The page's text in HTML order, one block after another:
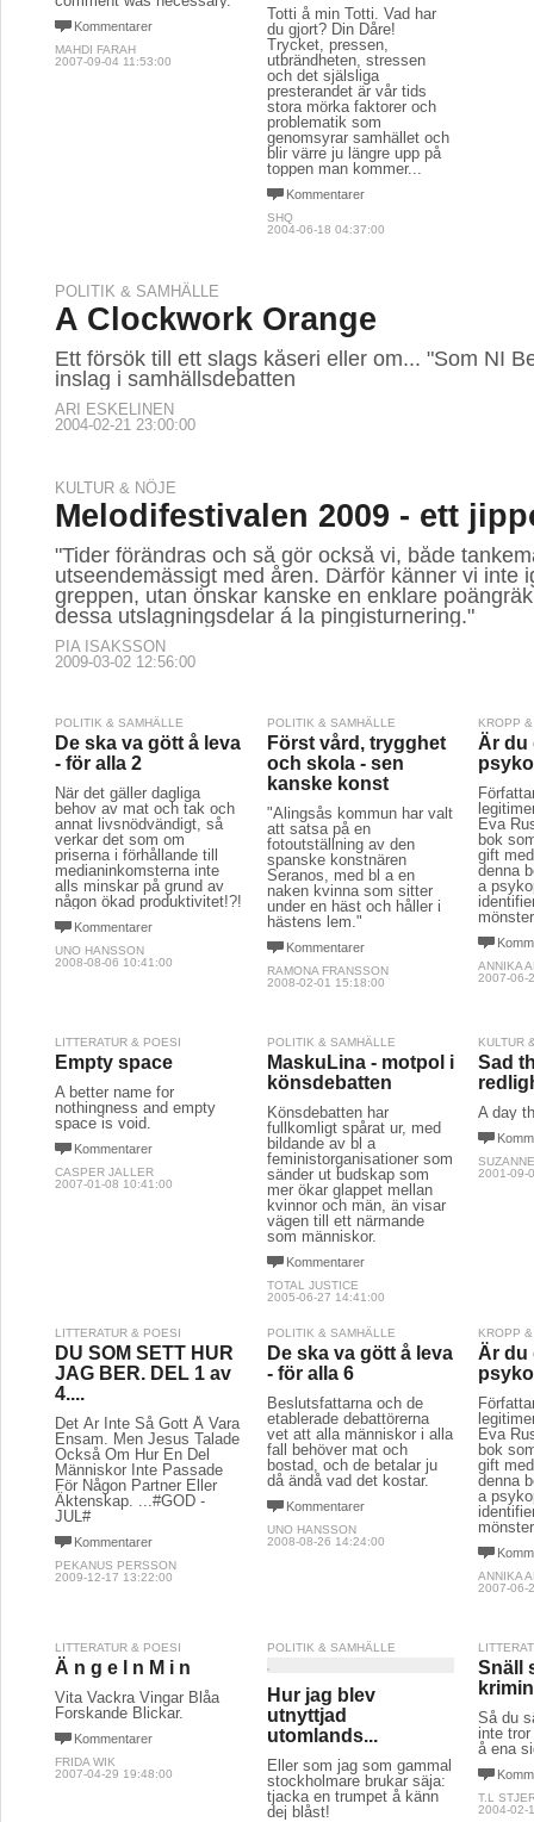
Kommentarer
MAHDI FARAH
2007-09-04 11:53:00
Totti å min Totti. Vad har
du gjort? Din Dåre!
Trycket, pressen,
utbrändheten, stressen
och det själsliga
presterandet är vår tids
stora mörka faktorer och
problematik som
genomsyrar samhället och
blir värre ju längre upp på
toppen man kommer...
Kommentarer
SHQ
2004-06-18 04:37:00
POLITIK & SAMHÄLLE
A Clockwork Orange
Ett försök till ett slags kåseri eller om... "Som NI
inslag i samhällsdebatten
ARI ESKELINEN
2004-02-21 23:00:00
KULTUR & NÖJE
Melodifestivalen 2009 - ett
"Tider förändras och så gör också vi, både
utseendemässigt med åren. Därför känner vi inte
greppen, utan önskar kanske en enklare
dessa utslagningsdelar á la pingisturnering."
PIA ISAKSSON
2009-03-02 12:56:00
POLITIK & SAMHÄLLE
De ska va gött å leva
- för alla 2
När det gäller dagliga
behov av mat och tak och
annat livsnödvändigt, så
verkar det som om
priserna i förhållande till
medianinkomsterna inte
alls minskar på grund av
någon ökad produktivitet!?!
Kommentarer
UNO HANSSON
2008-08-06 10:41:00
POLITIK & SAMHÄLLE
Först vård, trygghet
och skola - sen
kanske konst
"Alingsås kommun har valt
att satsa på en
fotoutställning av den
spanske konstnären
Seranos, med bl a en
naken kvinna som sitter
under en häst och håller i
hästens lem."
Kommentarer
RAMONA FRANSSON
2008-02-01 15:18:00
KROPP
Är du
Eva
bok
gift
denna
a
ANNIKA
2007-06-
LITTERATUR & POESI
Empty space
A better name for
nothingness and empty
space is void.
Kommentarer
CASPER JALLER
2007-01-08 10:41:00
POLITIK & SAMHÄLLE
MaskuLina - motpol i
könsdebatten
Könsdebatten har
fullkomligt spårat ur, med
bildande av bl a
feministorganisationer som
sänder ut budskap som
mer ökar glappet mellan
kvinnor och män, än visar
vägen till ett närmande
som människor.
Kommentarer
TOTAL JUSTICE
2005-06-27 14:41:00
KULTUR
Sad
A day
2001-09-
LITTERATUR & POESI
DU SOM SETT HUR
JAG BER. DEL 1 av
4....
Det Är Inte Så Gott Å Vara
Ensam. Men Jesus Talade
Också Om Hur En Del
Människor Inte Passade
För Någon Partner Eller
Äktenskap. ...#GOD -
JUL#
Kommentarer
PEKANUS PERSSON
2009-12-17 13:22:00
POLITIK & SAMHÄLLE
De ska va gött å leva
- för alla 6
Beslutsfattarna och de
etablerade debattörerna
vet att alla människor i alla
fall behöver mat och
bostad, och de betalar ju
då ändå vad det kostar.
Kommentarer
UNO HANSSON
2008-08-26 14:24:00
KROPP
Är du
Eva
bok
gift
denna
a
ANNIKA
2007-06-
LITTERATUR & POESI
Ä n g e l n M i n
Vita Vackra Vingar Blåa
Forskande Blickar.
Kommentarer
FRIDA WIK
2007-04-29 19:48:00
POLITIK & SAMHÄLLE
Hur jag blev
utnyttjad
utomlands...
Eller som jag som gammal
stockholmare brukar säja:
tjacka en trumpet å känn
dej blåst!
Snäll
Så du
inte
å ena
T.L
2004-02-